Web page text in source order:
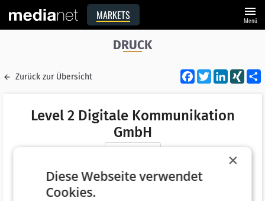
MARKETS menu
Menü
DRUCK
Zurück zur Übersicht Facebook
Twitter XING
Level 2 Digitale Kommunikation
GmbH
Adresse
Weierfing 80
×
Diese Webseite verwendet
Cookies.